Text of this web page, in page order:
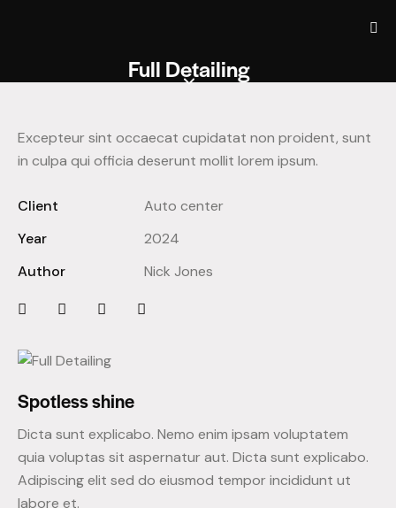
Full Detailing
Excepteur sint occaecat cupidatat non proident, sunt
in culpa qui officia deserunt mollit lorem ipsum.
Client
Auto center
Year
2024
Author
Nick Jones
Spotless shine
Dicta sunt explicabo. Nemo enim ipsam voluptatem
quia voluptas sit aspernatur aut. Dicta sunt explicabo.
Adipiscing elit sed do eiusmod tempor incididunt ut
labore et.